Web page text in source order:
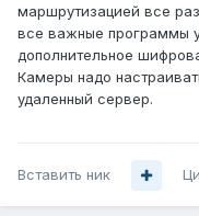
маршрутизацией все
все важные программы
дополнительное
Камеры надо
удаленный сервер.
Вставить ник